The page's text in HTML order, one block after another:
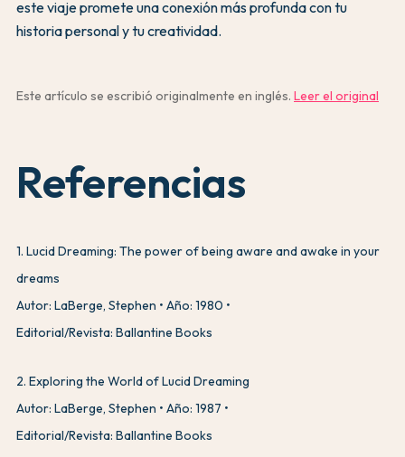
este viaje promete una conexión más profunda con tu
historia personal y tu creatividad.
Este artículo se escribió originalmente en inglés. Leer el original
Referencias
1. Lucid Dreaming: The power of being aware and awake in your
dreams
Autor: LaBerge, Stephen
Año: 1980
Editorial/Revista: Ballantine Books
2. Exploring the World of Lucid Dreaming
Autor: LaBerge, Stephen
Año: 1987
Editorial/Revista: Ballantine Books